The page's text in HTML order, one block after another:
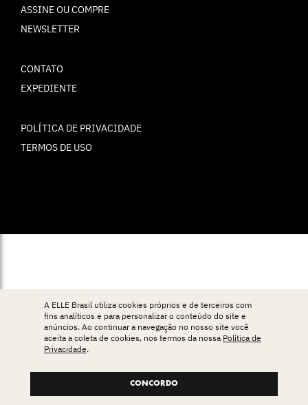
ASSINE OU COMPRE
NEWSLETTER
CONTATO
EXPEDIENTE
POLÍTICA DE PRIVACIDADE
TERMOS DE USO
A ELLE Brasil utiliza cookies próprios e de terceiros com
fins analíticos e para personalizar o conteúdo do site e
anúncios. Ao continuar a navegação no nosso site você
aceita a coleta de cookies, nos termos da nossa Política de
Privacidade.
CONCORDO